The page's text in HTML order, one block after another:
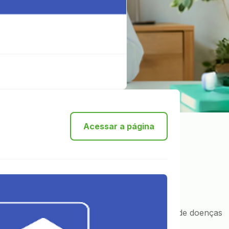
Acessar a página
seguros e saudáveis, com prevenção de doenças